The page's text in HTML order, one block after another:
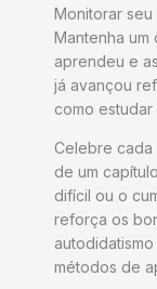
Monitorar
Mantenha
aprendeu e
já avançou
como
Celebre cada
de um
difícil ou o
reforça os
métodos de